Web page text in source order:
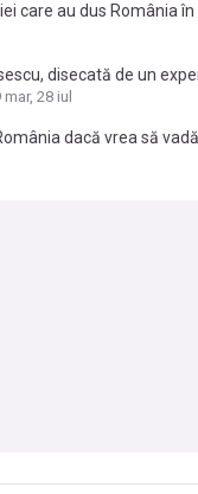
care au dus România
care vorbesc frumos
să fii prost se uită la
disecată de un
mar, 28 iul
dacă vrea să